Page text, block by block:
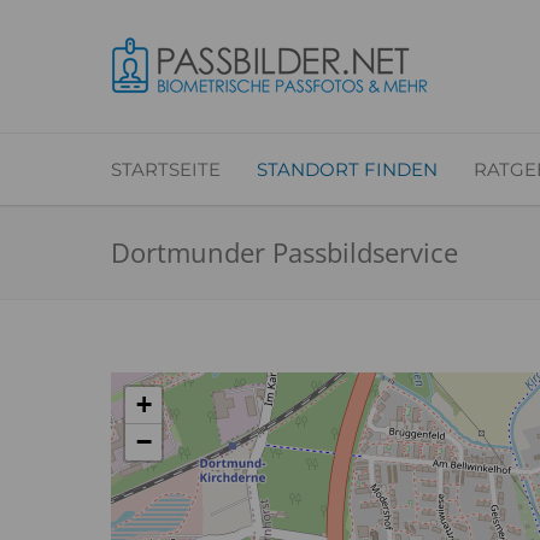
STARTSEITE STANDORT FINDEN
Dortmunder Passbildservice
+
−